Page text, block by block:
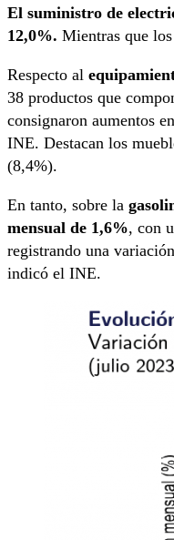
El suministro de
12,0%. Mientras que
Respecto al
38 productos que
consignaron aumentos
INE. Destacan los
(8,4%).
En tanto, sobre la
mensual de 1,6%, con
registrando una
indicó el INE.